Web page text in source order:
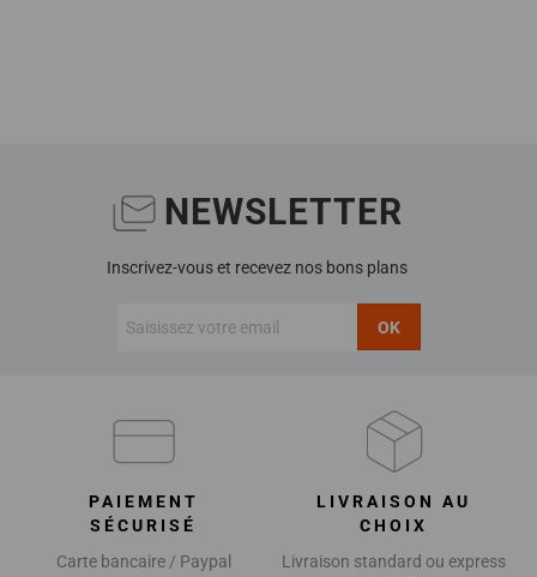
NEWSLETTER
Inscrivez-vous et recevez nos bons plans
OK
PAIEMENT
SÉCURISÉ
Carte bancaire / Paypal
LIVRAISON AU
CHOIX
Livraison standard ou express